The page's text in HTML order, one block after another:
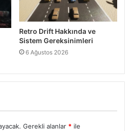
Retro Drift Hakkında ve
Sistem Gereksinimleri
6 Ağustos 2026
Gerekli alanlar * ile